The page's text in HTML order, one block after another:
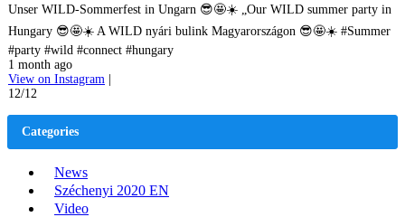
Unser WILD-Sommerfest in Ungarn 😎🤩☀️ „Our WILD summer party in
Hungary 😎🤩☀️ A WILD nyári bulink Magyarországon 😎🤩☀️ #Summer
#party #wild #connect #hungary
1 month ago
View on Instagram |
12/12
Categories
News
Széchenyi 2020 EN
Video